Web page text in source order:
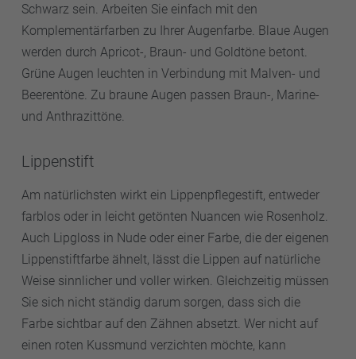
Schwarz sein. Arbeiten Sie einfach mit den
Komplementärfarben zu Ihrer Augenfarbe. Blaue Augen
werden durch Apricot-, Braun- und Goldtöne betont.
Grüne Augen leuchten in Verbindung mit Malven- und
Beerentöne. Zu braune Augen passen Braun-, Marine-
und Anthrazittöne.
Lippenstift
Am natürlichsten wirkt ein Lippenpflegestift, entweder
farblos oder in leicht getönten Nuancen wie Rosenholz.
Auch Lipgloss in Nude oder einer Farbe, die der eigenen
Lippenstiftfarbe ähnelt, lässt die Lippen auf natürliche
Weise sinnlicher und voller wirken. Gleichzeitig müssen
Sie sich nicht ständig darum sorgen, dass sich die
Farbe sichtbar auf den Zähnen absetzt. Wer nicht auf
einen roten Kussmund verzichten möchte, kann